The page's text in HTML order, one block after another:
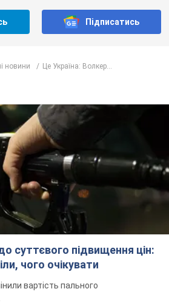
суттєвого підвищення цін:
чого очікувати
вартість пального
Трампа":
млн
подасть